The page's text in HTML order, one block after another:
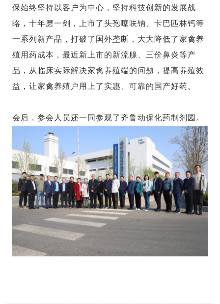
保始终坚持以客户为中心，坚持科技创新的发展战
略，十年磨一剑，上市了头孢噻呋钠、卡巴匹林钙等
一系列新产品，打破了国外垄断，大大降低了家禽养
殖用药成本，最近新上市的新流腺、三价鼻炎等产
品，从临床实际解决家禽养殖端的问题，提高养殖效
益，让家禽养殖户用上了实惠、可靠的国产好药。
会后，参会人员还一同参观了齐鲁动保化药制剂园。